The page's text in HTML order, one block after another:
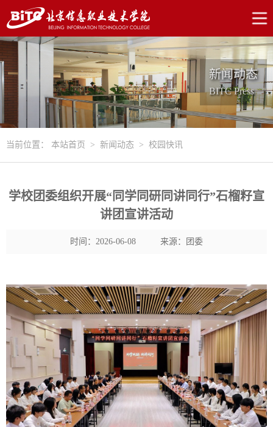
新闻动态
BITC Press
当前位置： 本站首页 > 新闻动态 > 校园快讯
学校团委组织开展“同学同研同讲同行”石榴籽宣
讲团宣讲活动
时间：2026-06-08 来源：团委